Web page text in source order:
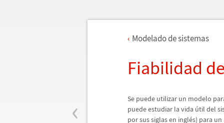
‹
Modelado de sistemas
Fiabilidad
Se puede utilizar un modelo
puede estudiar la vida útil del
por sus siglas en inglés) para